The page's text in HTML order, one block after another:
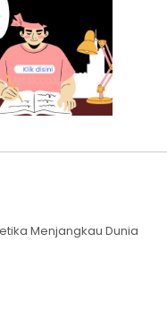
Menjangkau Dunia